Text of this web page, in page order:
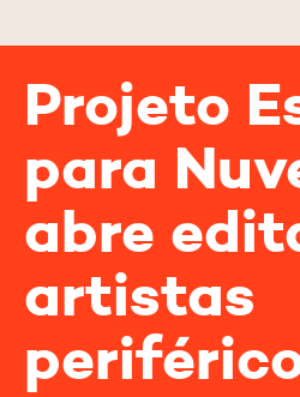
Projeto
para
abre
artistas